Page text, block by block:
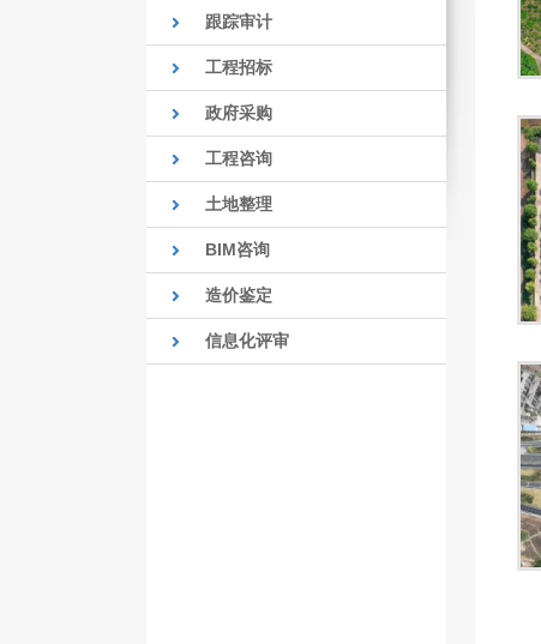
跟踪审计
工程招标
政府采购
工程咨询
土地整理
BIM咨询
造价鉴定
信息化评审